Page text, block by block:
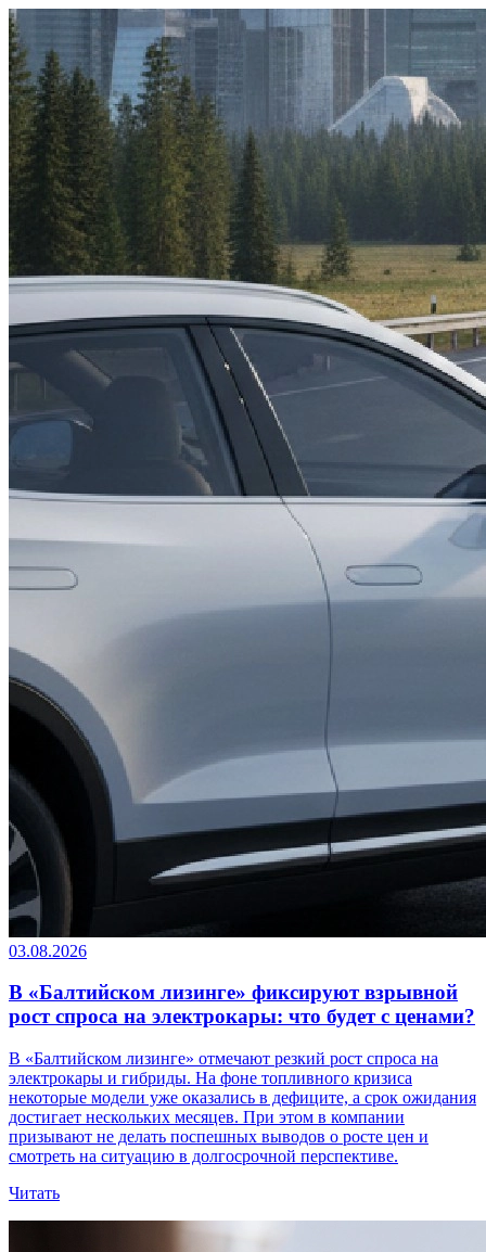
03.08.2026
В «Балтийском лизинге» фиксируют взрывной
рост спроса на электрокары: что будет с ценами?
В «Балтийском лизинге» отмечают резкий рост спроса на
электрокары и гибриды. На фоне топливного кризиса
некоторые модели уже оказались в дефиците, а срок ожидания
достигает нескольких месяцев. При этом в компании
призывают не делать поспешных выводов о росте цен и
смотреть на ситуацию в долгосрочной перспективе.
Читать